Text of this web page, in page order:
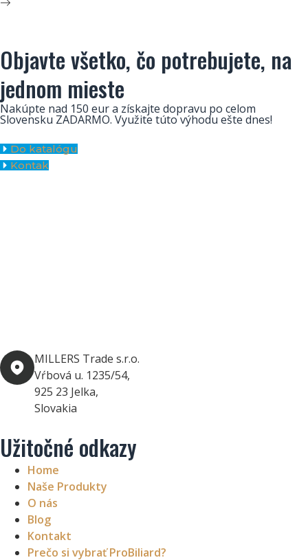
Objavte všetko, čo potrebujete, na
jednom mieste
Nakúpte nad 150 eur a získajte dopravu po celom
Slovensku ZADARMO. Využite túto výhodu ešte dnes!
Do katalógu
Kontak
MILLERS Trade s.r.o.
Vŕbová u. 1235/54,
925 23 Jelka,
Slovakia
Užitočné odkazy
Home
Naše Produkty
O nás
Blog
Kontakt
Prečo si vybrať ProBiliard?